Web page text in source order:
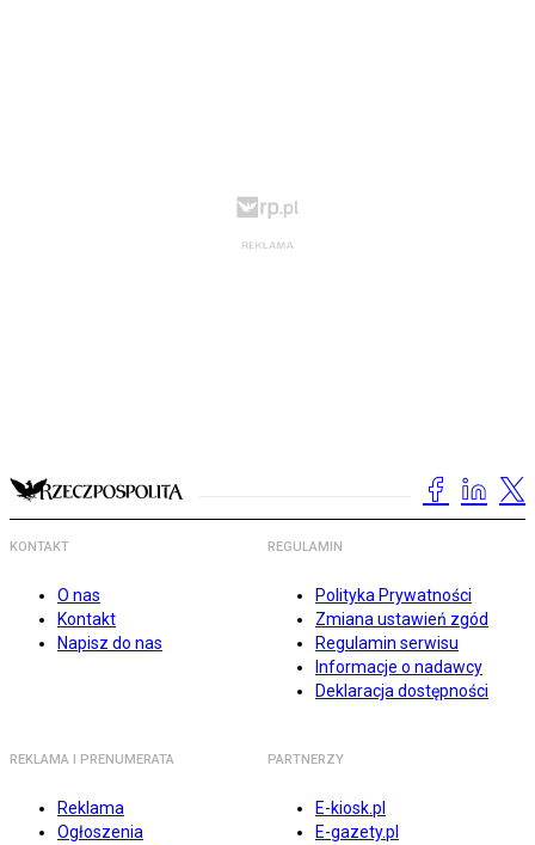
KONTAKT
O nas
Kontakt
Napisz do nas
REGULAMIN
Polityka Prywatności
Zmiana ustawień zgód
Regulamin serwisu
Informacje o nadawcy
Deklaracja dostępności
REKLAMA I PRENUMERATA
Reklama
Ogłoszenia
PARTNERZY
E-kiosk.pl
E-gazety.pl